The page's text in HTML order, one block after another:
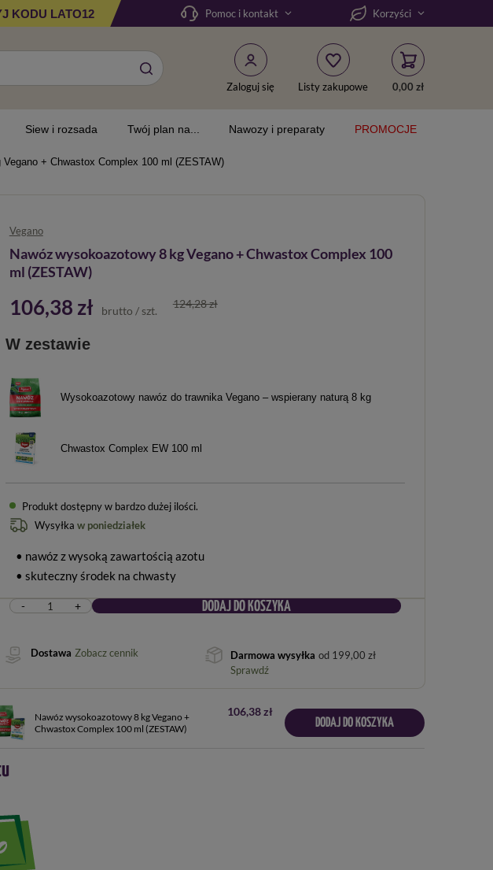
KODU LATO12 Pomoc i kontakt Korzyści
Zaloguj się Listy zakupowe 0,00 zł
Siew i rozsada Twój plan na... Nawozy i preparaty PROMOCJE
+ Chwastox Complex 100 ml (ZESTAW)
Vegano
Nawóz wysokoazotowy 8 kg Vegano + Chwastox Complex 100
ml (ZESTAW)
106,38 zł brutto / szt.
124,28 zł
W zestawie
Wysokoazotowy nawóz do trawnika Vegano – wspierany naturą 8 kg
Chwastox Complex EW 100 ml
Produkt dostępny w bardzo dużej ilości
Wysyłka w poniedziałek
• nawóz z wysoką zawartością azotu
• skuteczny środek na chwasty
- + DODAJ DO KOSZYKA
Dostawa Zobacz cennik Darmowa wysyłka od 199,00 zł
Sprawdź
Nawóz wysokoazotowy 8 kg Vegano +
Chwastox Complex 100 ml (ZESTAW)
106,38 zł
DODAJ DO KOSZYKA